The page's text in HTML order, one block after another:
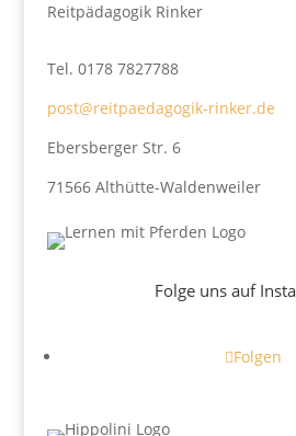
Reitpädagogik Rinker
Tel. 0178 7827788
post@reitpaedagogik-rinker.de
Ebersberger Str. 6
71566 Althütte-Waldenweiler
Folge uns auf
Folgen